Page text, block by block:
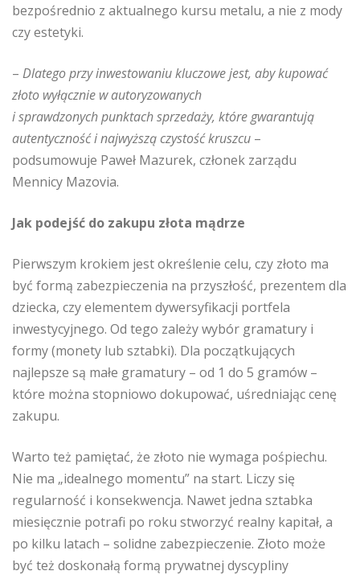
bezpośrednio z aktualnego kursu metalu, a nie z mody
czy estetyki.
– Dlatego przy inwestowaniu kluczowe jest, aby kupować
złoto wyłącznie w autoryzowanych
i sprawdzonych punktach sprzedaży, które gwarantują
autentyczność i najwyższą czystość kruszcu –
podsumowuje Paweł Mazurek, członek zarządu
Mennicy Mazovia.
Jak podejść do zakupu złota mądrze
Pierwszym krokiem jest określenie celu, czy złoto ma
być formą zabezpieczenia na przyszłość, prezentem dla
dziecka, czy elementem dywersyfikacji portfela
inwestycyjnego. Od tego zależy wybór gramatury i
formy (monety lub sztabki). Dla początkujących
najlepsze są małe gramatury – od 1 do 5 gramów –
które można stopniowo dokupować, uśredniając cenę
zakupu.
Warto też pamiętać, że złoto nie wymaga pośpiechu.
Nie ma „idealnego momentu” na start. Liczy się
regularność i konsekwencja. Nawet jedna sztabka
miesięcznie potrafi po roku stworzyć realny kapitał, a
po kilku latach – solidne zabezpieczenie. Złoto może
być też doskonałą formą prywatnej dyscypliny